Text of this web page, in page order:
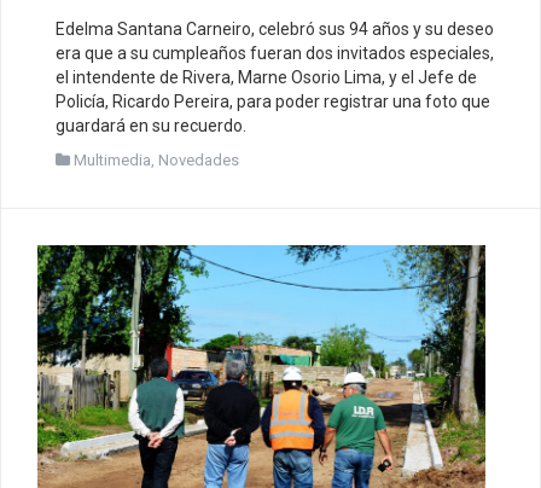
Edelma Santana Carneiro, celebró sus 94 años y su deseo
era que a su cumpleaños fueran dos invitados especiales,
el intendente de Rivera, Marne Osorio Lima, y el Jefe de
Policía, Ricardo Pereira, para poder registrar una foto que
guardará en su recuerdo.
Multimedia Novedades